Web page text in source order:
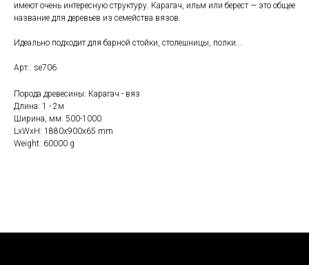
имеют очень интересную структуру. Карагач, ильм или берест — это общее
название для деревьев из семейства вязов.
Идеально подходит для барной стойки, столешницы, полки...
Арт.: se706
Порода древесины: Карагач - вяз
Длина: 1 - 2м
Ширина, мм: 500-1000
LxWxH: 1880x900x65 mm
Weight: 60000 g